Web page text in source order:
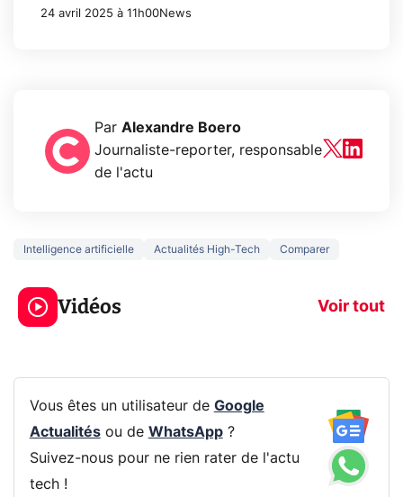
24 avril 2025 à 11h00News
Par Alexandre Boero
Journaliste-reporter, responsable
de l'actu
Intelligence artificielle Actualités High-Tech Comparer
Vidéos Voir tout
5 générations de
jeux dans la
prochaine Xbox !
Ce que vous
navigation
Vous êtes un utilisateur de Google
Actualitésou de WhatsApp?
Suivez-nous pour ne rien rater de l'actu
tech !